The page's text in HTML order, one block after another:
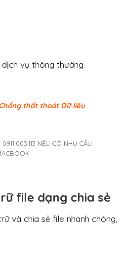
vụ thông thường.
thất thoát Dữ liệu
NẾU CÓ NHU CẦU
file dạng chia sẻ
và chia sẻ file nhanh chóng,